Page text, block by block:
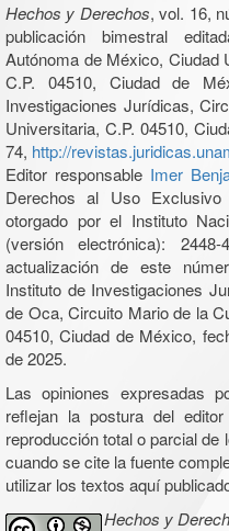
Hechos y Derechos, vol. 16,
publicación bimestral
Autónoma de México, Ciudad
C.P. 04510, Ciudad de
Investigaciones Jurídicas,
Universitaria, C.P. 04510,
74, http://
Editor responsable Imer
Derechos al Uso Exclusivo
otorgado por el Instituto
(versión electrónica):
actualización de este
Instituto de Investigaciones
de Oca, Circuito Mario de la
04510, Ciudad de México,
de 2025.
Las opiniones expresadas
reflejan la postura del
reproducción total o parcial
cuando se cite la fuente
utilizar los textos aquí
Hechos y